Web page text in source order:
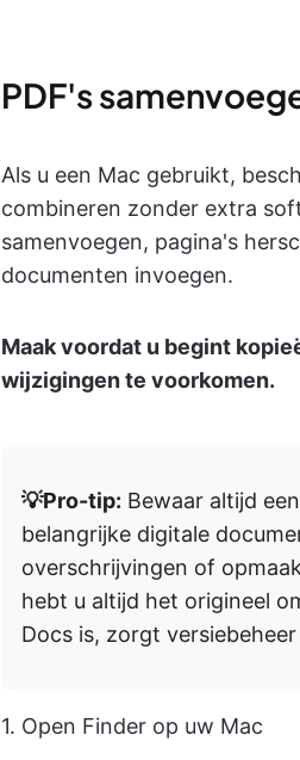
PDF's
Als u een Mac gebruikt,
combineren zonder extra
samenvoegen, pagina's
documenten invoegen.
Maak voordat u begint
wijzigingen te voorkomen.
💡Pro-tip: Bewaar altijd
belangrijke digitale
overschrijvingen of
hebt u altijd het origineel
Docs is, zorgt
1. Open Finder op uw Mac